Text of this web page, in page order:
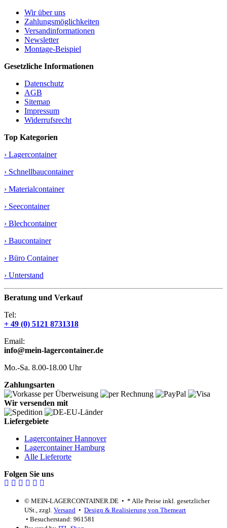
Wir über uns
Zahlungsmöglichkeiten
Versandinformationen
Newsletter
Montage-Beispiel
Gesetzliche Informationen
Datenschutz
AGB
Sitemap
Impressum
Widerrufsrecht
Top Kategorien
› Lagercontainer
› Schnellbaucontainer
› Materialcontainer
› Seecontainer
› Blechcontainer
› Baucontainer
› Büro Container
› Unterstand
Beratung und Verkauf
Tel:
+ 49 (0) 5121 8731318
Email:
info@mein-lagercontainer.de
Mo.-Sa. 8.00-18.00 Uhr
Zahlungsarten
Wir versenden mit
Liefergebiete
Lagercontainer Hannover
Lagercontainer Hamburg
Alle Lieferorte
Folgen Sie uns
© MEIN-LAGERCONTAINER.DE • * Alle Preise inkl. gesetzlicher
USt., zzgl. Versand • Design & Realisierung von Themeart
• Besucherstand: 961581